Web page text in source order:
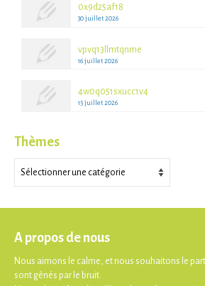
0x9d25af18
30 juillet 2026
vpvq13llmtqnme
16 juillet 2026
4w0q051sxucc1v4
15 juillet 2026
Thèmes
Thèmes
A propos de nous
Nous aimons le calme, et nous souhaitons le
sont gênés par le bruit.